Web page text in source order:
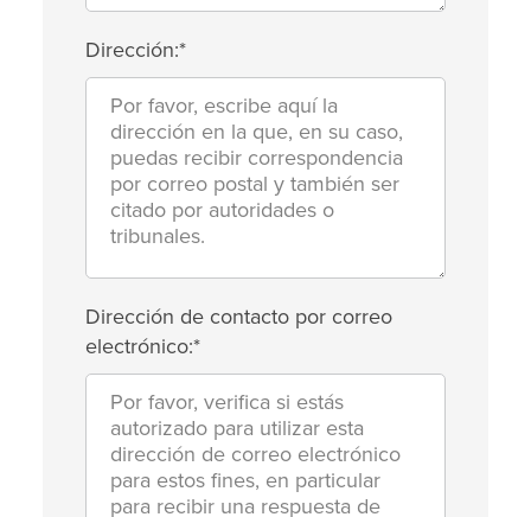
Dirección:*
Dirección de contacto por correo
electrónico:*